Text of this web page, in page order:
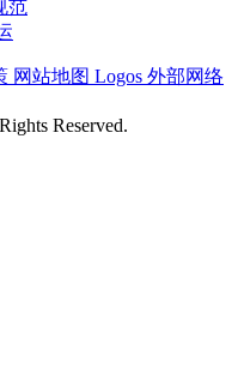
范
网站地图 Logos 外部网络
Reserved.